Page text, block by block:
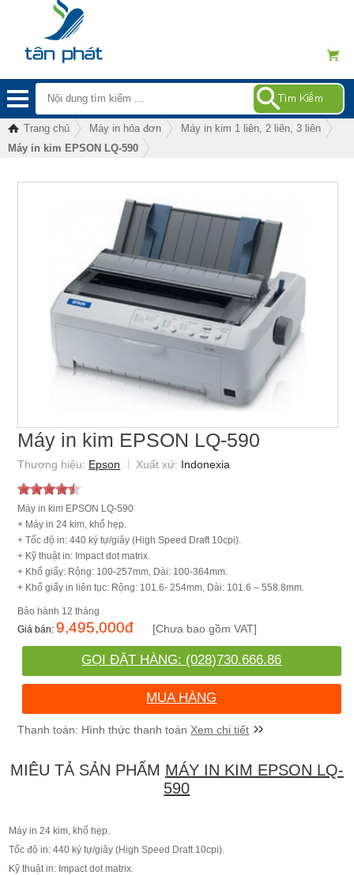
Trang chủ Máy in hóa đơn
Máy in kim 1 liên, 2 liên, 3 liên
Máy in kim EPSON LQ-590
Máy in kim EPSON LQ-590
Epson Indonexia
Máy in kim EPSON LQ-590
+ Máy in 24 kim, khổ hẹp.
+ Tốc độ in: 440 ký tự/giây (High Speed Draft 10cpi).
+ Kỹ thuật in: Impact dot matrix.
+ Khổ giấy: Rộng: 100-257mm, Dài: 100-364mm.
+ Khổ giấy in liên tục: Rộng: 101.6- 254mm, Dài: 101.6 – 558.8mm.
12 tháng
9,495,000đ [Chưa bao gồm VAT]
GỌI ĐẶT HÀNG: (028)730.666.86
MUA HÀNG
Xem chi tiết
MIÊU TẢ SẢN PHẨM MÁY IN KIM EPSON LQ-
590
Máy in 24 kim, khổ hẹp.
Tốc độ in: 440 ký tự/giây (High Speed Draft 10cpi).
Kỹ thuật in: Impact dot matrix.